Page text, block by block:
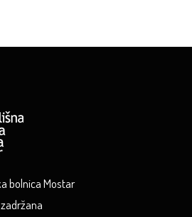
bolnica Mostar